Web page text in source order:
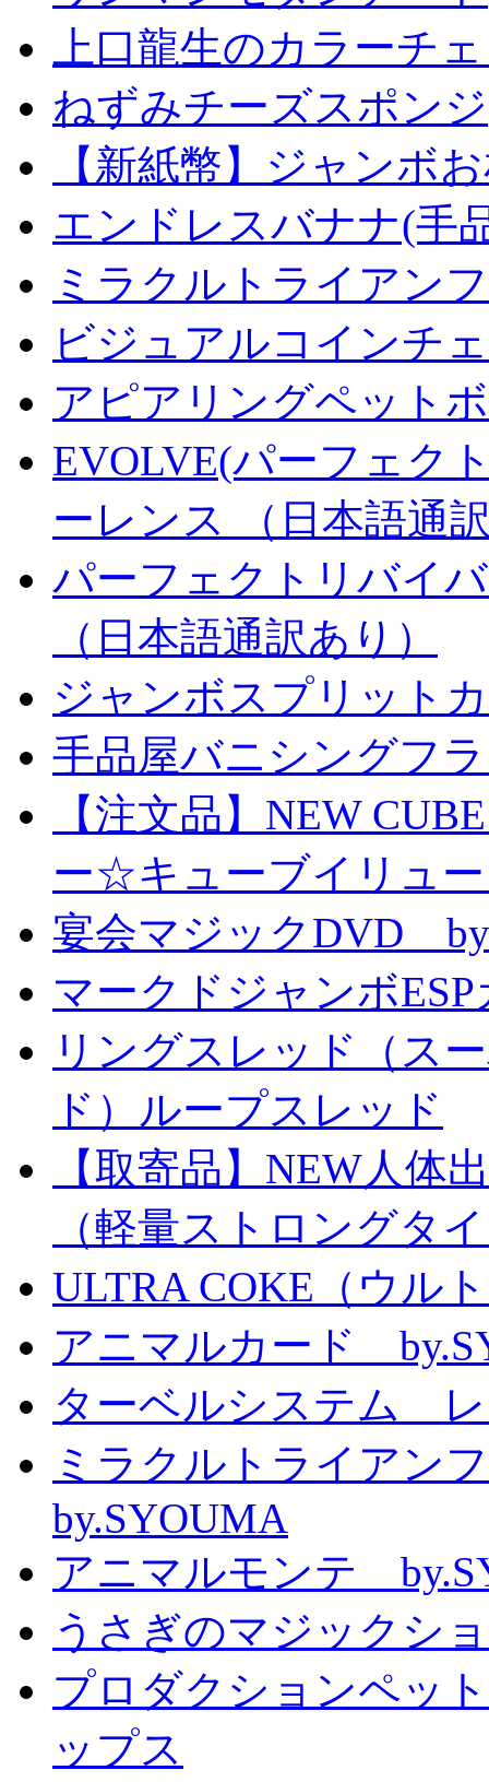
上口龍生のカラーチ
ねずみチーズスポンジ
【新紙幣】ジャンボ
エンドレスバナナ(手
ミラクルトライアン
ビジュアルコインチ
アピアリングペット
EVOLVE(パーフェク
ーレンス （日本語通
パーフェクトリバイ
（日本語通訳あり）
ジャンボスプリット
手品屋バニシングフ
【注文品】NEW
ー☆キューブイリュ
宴会マジックDVD
マークドジャンボ
リングスレッド（ス
ド）ループスレッド
【取寄品】NEW人体
（軽量ストロングタ
ULTRA COKE（ウル
アニマルカード
ターベルシステム
ミラクルトライアン
by.SYOUMA
アニマルモンテ
うさぎのマジックシ
プロダクションペッ
ップス